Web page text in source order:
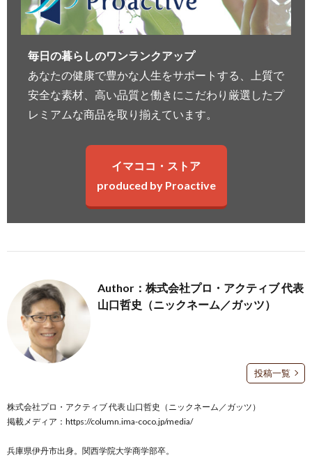
毎日の暮らしのワンランクアップ
あなたの健康で豊かな人生をサポートする、上質で
安全な素材、高い品質と働きにこだわり厳選したプ
レミアムな商品を取り揃えています。
イマココ・ストア
produced by Proactive
Author：株式会社プロ・アクティブ 代表
山口哲史（ニックネーム／ガッツ）
投稿一覧
株式会社プロ・アクティブ 代表 山口哲史（ニックネーム／ガッツ）
掲載メディア： https://column.ima-coco.jp/media/
兵庫県伊丹市出身。関西学院大学商学部卒。